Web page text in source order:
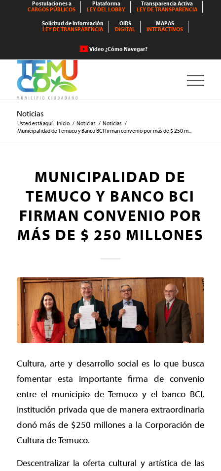
Postulaciones a
CARGOS PÚBLICOS
Plataforma
LEY DEL LOBBY
Transparencia Activa
LEY DE TRANSPARENCIA
Solicitud de Información
LEY DE TRANSPARENCIA
OIRS
DIGITAL
MAPAS
INTERACTIVOS
Video ¿Cómo Navegar?
Noticias
Usted está aquí: Inicio / Noticias / Noticias /
Municipalidad de Temuco y Banco BCI firman convenio por más de $ 250 m...
MUNICIPALIDAD DE
TEMUCO Y BANCO BCI
FIRMAN CONVENIO POR
MÁS DE $ 250 MILLONES
Cultura, arte y desarrollo social es lo que busca
fomentar esta importante firma de convenio
entre el municipio de Temuco y el banco BCI,
institución privada que de manera extraordinaria
donó más de $250 millones a la Corporación de
Cultura de Temuco.
Descentralizar la oferta cultural y artística de las